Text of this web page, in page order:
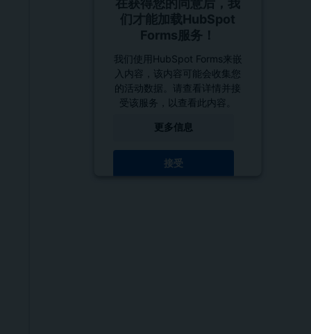
们才能加载HubSpot
Forms服务！
我们使用HubSpot Forms来嵌
入内容，该内容可能会收集您
的活动数据。请查看详情并接
受该服务，以查看此内容。
更多信息
接受